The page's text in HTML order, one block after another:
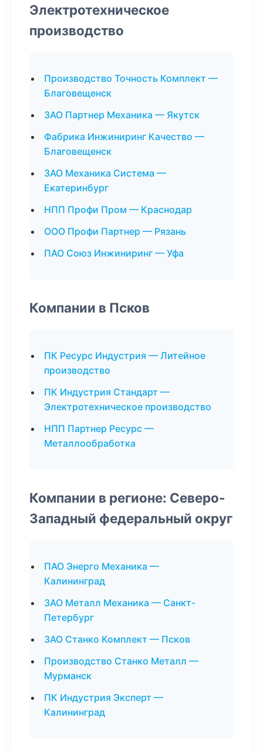
Электротехническое
производство
Производство Точность Комплект —
Благовещенск
ЗАО Партнер Механика — Якутск
Фабрика Инжиниринг Качество —
Благовещенск
ЗАО Механика Система —
Екатеринбург
НПП Профи Пром — Краснодар
ООО Профи Партнер — Рязань
ПАО Союз Инжиниринг — Уфа
Компании в Псков
ПК Ресурс Индустрия — Литейное
производство
ПК Индустрия Стандарт —
Электротехническое производство
НПП Партнер Ресурс —
Металлообработка
Компании в регионе: Северо-
Западный федеральный округ
ПАО Энерго Механика —
Калининград
ЗАО Металл Механика — Санкт-
Петербург
ЗАО Станко Комплект — Псков
Производство Станко Металл —
Мурманск
ПК Индустрия Эксперт —
Калининград